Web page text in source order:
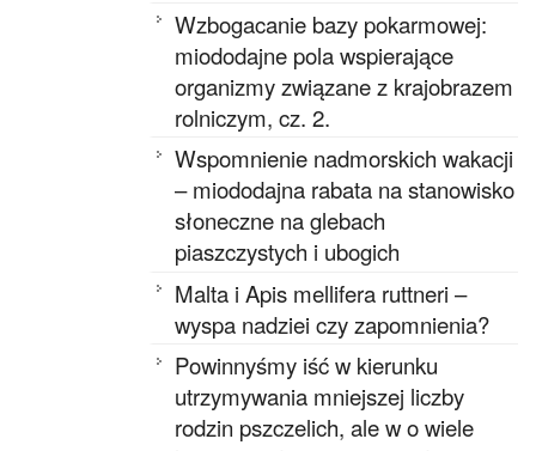
Wzbogacanie bazy pokarmowej:
miododajne pola wspierające
organizmy związane z krajobrazem
rolniczym, cz. 2.
Wspomnienie nadmorskich wakacji
– miododajna rabata na stanowisko
słoneczne na glebach
piaszczystych i ubogich
Malta i Apis mellifera ruttneri –
wyspa nadziei czy zapomnienia?
Powinnyśmy iść w kierunku
utrzymywania mniejszej liczby
rodzin pszczelich, ale w o wiele